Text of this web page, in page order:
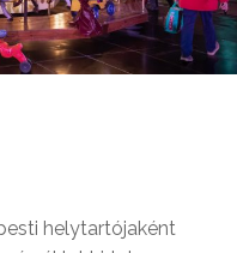
helytartójaként